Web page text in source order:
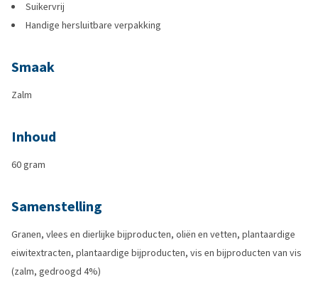
Suikervrij
Handige hersluitbare verpakking
Smaak
Zalm
Inhoud
60 gram
Samenstelling
Granen, vlees en dierlijke bijproducten, oliën en vetten, plantaardige
eiwitextracten, plantaardige bijproducten, vis en bijproducten van vis
(zalm, gedroogd 4%)